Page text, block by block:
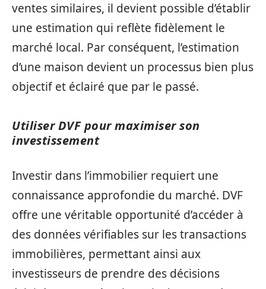
ventes similaires, il devient possible d’établir
une estimation qui reflète fidèlement le
marché local. Par conséquent, l’estimation
d’une maison devient un processus bien plus
objectif et éclairé que par le passé.
Utiliser DVF pour maximiser son
investissement
Investir dans l’immobilier requiert une
connaissance approfondie du marché. DVF
offre une véritable opportunité d’accéder à
des données vérifiables sur les transactions
immobilières, permettant ainsi aux
investisseurs de prendre des décisions